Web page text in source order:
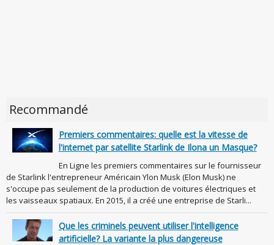
Recommandé
Premiers commentaires: quelle est la vitesse de
l'internet par satellite Starlink de Ilona un Masque?
En Ligne les premiers commentaires sur le fournisseur
de Starlink l'entrepreneur Américain Ylon Musk (Elon Musk) ne
s'occupe pas seulement de la production de voitures électriques et
les vaisseaux spatiaux. En 2015, il a créé une entreprise de Starli...
Que les criminels peuvent utiliser l'intelligence
artificielle? La variante la plus dangereuse